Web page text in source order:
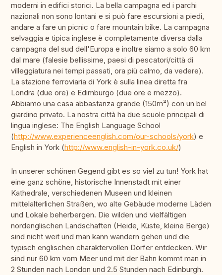
moderni in edifici storici. La bella campagna ed i parchi
nazionali non sono lontani e si può fare escursioni a piedi,
andare a fare un picnic o fare mountain bike. La campagna
selvaggia e tipica inglese è completamente diversa dalla
campagna del sud dell'Europa e inoltre siamo a solo 60 km
dal mare (falesie bellissime, paesi di pescatori/città di
villeggiatura nei tempi passati, ora più calmo, da vedere).
La stazione ferroviaria di York è sulla linea diretta fra
Londra (due ore) e Edimburgo (due ore e mezzo).
Abbiamo una casa abbastanza grande (150m²) con un bel
giardino privato. La nostra città ha due scuole principali di
lingua inglese: The English Language School
(http://www.experienceenglish.com/our-schools/york) e
English in York (http://www.english-in-york.co.uk/)
In unserer schönen Gegend gibt es so viel zu tun! York hat
eine ganz schöne, historische Innenstadt mit einer
Kathedrale, verschiedenen Museen und kleinen
mittelalterlichen Straßen, wo alte Gebäude moderne Läden
und Lokale beherbergen. Die wilden und vielfältigen
nordenglischen Landschaften (Heide, Küste, kleine Berge)
sind nicht weit und man kann wandern gehen und die
typisch englischen charaktervollen Dörfer entdecken. Wir
sind nur 60 km vom Meer und mit der Bahn kommt man in
2 Stunden nach London und 2.5 Stunden nach Edinburgh.